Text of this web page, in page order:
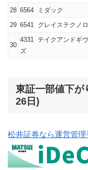
28 6564 ミダック
29 6541 グレイステクノ
30
4331 テイクアンドギ
ズ
東証一部値下が
26日)
松井証券なら運営管理